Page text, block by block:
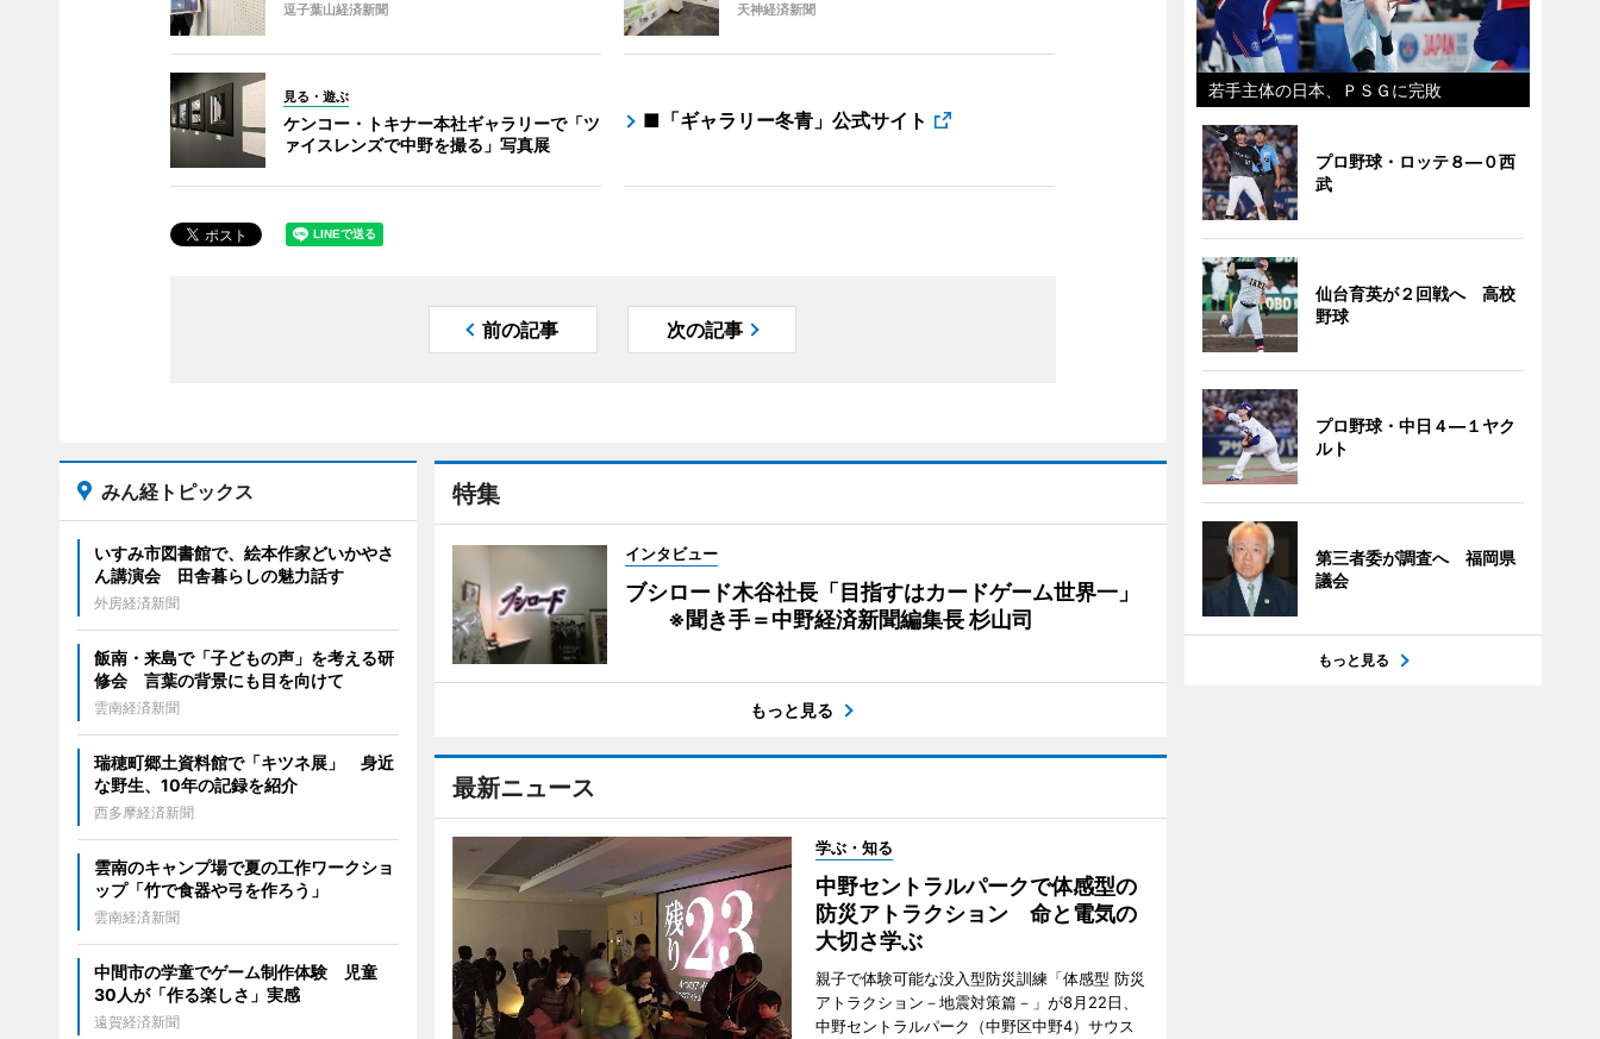
逗子葉山経済新聞 天神経済新聞
見る・遊ぶ
ケンコー・トキナー本社ギャラリーで「ツ
ァイスレンズで中野を撮る」写真展
■「ギャラリー冬青」公式サイト
前の記事 次の記事
特集
インタビュー
ブシロード木谷社長「目指すはカードゲーム世界一」
※聞き手＝中野経済新聞編集長 杉山司
もっと見る
最新ニュース
学ぶ・知る
中野セントラルパークで体感型の
防災アトラクション 命と電気の
大切さ学ぶ
親子で体験可能な没入型防災訓練「体感型 防災
アトラクション－地震対策篇－」が8月22日、
中野セントラルパーク（中野区中野4）サウス
みん経トピックス
いすみ市図書館で、絵本作家どいかやさ
ん講演会 田舎暮らしの魅力話す
外房経済新聞
飯南・来島で「子どもの声」を考える研
修会 言葉の背景にも目を向けて
雲南経済新聞
瑞穂町郷土資料館で「キツネ展」 身近
な野生、10年の記録を紹介
西多摩経済新聞
雲南のキャンプ場で夏の工作ワークショ
ップ「竹で食器や弓を作ろう」
雲南経済新聞
中間市の学童でゲーム制作体験 児童
30人が「作る楽しさ」実感
遠賀経済新聞
若手主体の日本、ＰＳＧに完敗
プロ野球・ロッテ８―０西
武
仙台育英が２回戦へ 高校
野球
プロ野球・中日４―１ヤク
ルト
第三者委が調査へ 福岡県
議会
もっと見る